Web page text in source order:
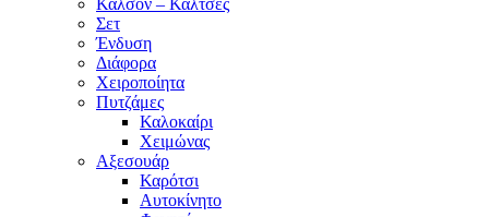
Καλσόν – Κάλτσες
Σετ
Ένδυση
Διάφορα
Χειροποίητα
Πυτζάμες
Καλοκαίρι
Χειμώνας
Αξεσουάρ
Καρότσι
Αυτοκίνητο